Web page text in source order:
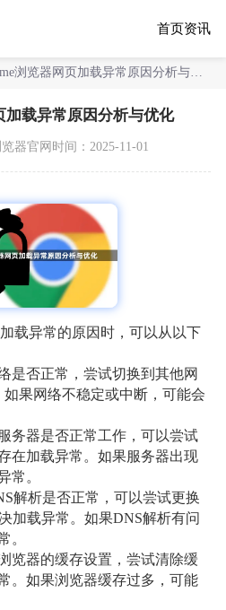
首页资讯
浏览器网页加载异常原因分析与优
加载异常原因分析与优化
器官网 时间：2025-11-01
载异常的原因时，可以从以下
是否正常，尝试切换到其他网
果网络不稳定或中断，可能会
务器是否正常工作，可以尝试
在加载异常。如果服务器出现
常。
解析是否正常，可以尝试更换
加载异常。如果DNS解析有问
。
览器的缓存设置，尝试清除缓
。如果浏览器缓存过多，可能